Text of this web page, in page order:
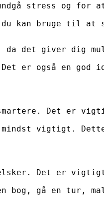
stress og for
kan bruge til at
da det giver dig
er også en
Det er
vigtigt. Dette
Det er
bog, gå en tur,